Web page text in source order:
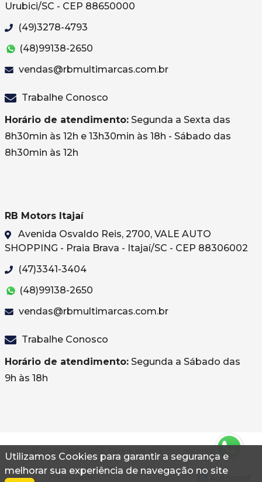
Utilizamos Cookies para garantir a segurança e
melhorar sua experiência de navegação no site
Urubici/SC - CEP 88650000
(49)3278-4793
(48)99138-2650
vendas@rbmultimarcas.com.br
Trabalhe Conosco
Horário de atendimento: Segunda a Sexta das
8h30min às 12h e 13h30min às 18h - Sábado das
8h30min às 12h
RB Motors Itajaí
Avenida Osvaldo Reis, 2700, VALE AUTO
SHOPPING - Praia Brava - Itajaí/SC - CEP 88306002
(47)3341-3404
(48)99138-2650
vendas@rbmultimarcas.com.br
Trabalhe Conosco
Horário de atendimento: Segunda a Sábado das
9h às 18h
© 2026 Autoconf. Todos os direitos reservados.
Termos Privacidade